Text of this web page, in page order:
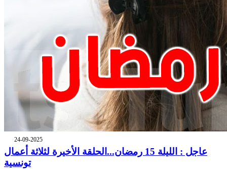
24-09-2025
عاجل : الليلة 15 رمضان...الحلقة الأخيرة لثلاثة أعمال
تونسية